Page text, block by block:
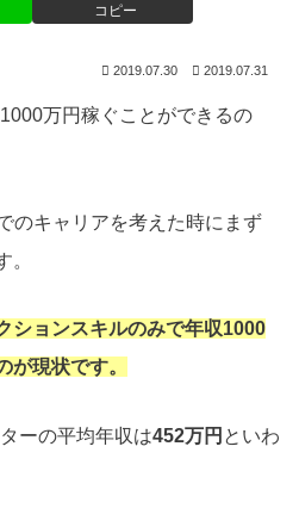
コピー
2019.07.30 2019.07.31
万円稼ぐことができるの
のキャリアを考えた時にまず
。
ションスキルのみで年収1000
が現状です。
ーの平均年収は452万円 といわ